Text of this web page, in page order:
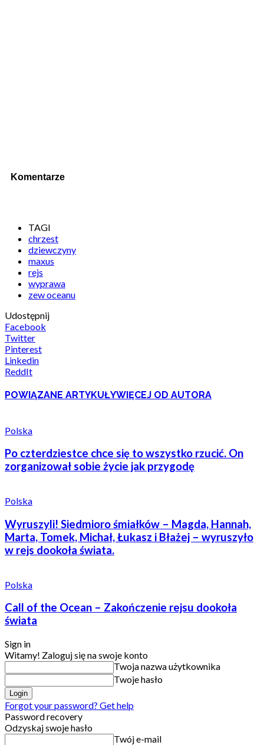
Komentarze
TAGI
chrzest
dziewczyny
maxus
rejs
wyprawa
zew oceanu
Udostępnij
Facebook
Twitter
Pinterest
Linkedin
ReddIt
POWIĄZANE ARTYKUŁYWIĘCEJ OD AUTORA
Polska
Po czterdziestce chce się to wszystko rzucić. On
zorganizował sobie życie jak przygodę
Polska
Wyruszyli! Siedmioro śmiałków – Magda, Hannah,
Marta, Tomek, Michał, Łukasz i Błażej – wyruszyło
w rejs dookoła świata.
Polska
Call of the Ocean – Zakończenie rejsu dookoła
świata
Sign in
Witamy! Zaloguj się na swoje konto
Twoja nazwa użytkownika
Twoje hasło
Forgot your password? Get help
Password recovery
Odzyskaj swoje hasło
Twój e-mail